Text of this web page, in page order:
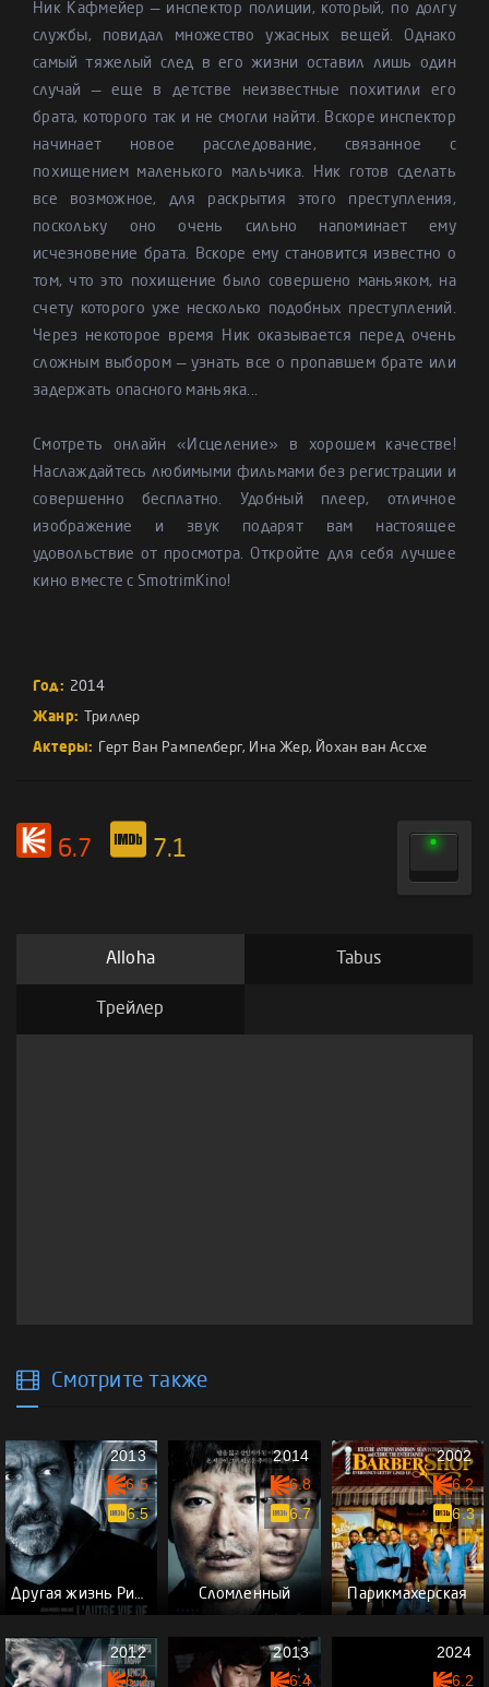
Ник Кафмейер — инспектор полиции, который, по долгу
службы, повидал множество ужасных вещей. Однако
самый тяжелый след в его жизни оставил лишь один
случай — еще в детстве неизвестные похитили его
брата, которого так и не смогли найти. Вскоре инспектор
начинает новое расследование, связанное с
похищением маленького мальчика. Ник готов сделать
все возможное, для раскрытия этого преступления,
поскольку оно очень сильно напоминает ему
исчезновение брата. Вскоре ему становится известно о
том, что это похищение было совершено маньяком, на
счету которого уже несколько подобных преступлений.
Через некоторое время Ник оказывается перед очень
сложным выбором — узнать все о пропавшем брате или
задержать опасного маньяка...
Смотреть онлайн «Исцеление» в хорошем качестве!
Наслаждайтесь любимыми фильмами без регистрации и
совершенно бесплатно. Удобный плеер, отличное
изображение и звук подарят вам настоящее
удовольствие от просмотра. Откройте для себя лучшее
кино вместе с SmotrimKino!
Год: 2014
Жанр: Триллер
Актеры: Герт Ван Рампелберг, Ина Жер, Йохан ван Ассхе
6.7 7.1
Alloha Tabus
Трейлер
Смотрите также
Другая жизнь Ришара Кемпа
2013
6.5
6.5
Сломленный
2014
6.8
6.7
Парикмахерская
2002
6.2
6.3
2012
6.2
2013
6.4
2024
6.2